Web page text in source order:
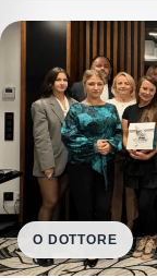
O DOTTORE